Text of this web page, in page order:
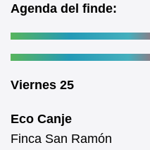
Agenda del finde:
Viernes 25
Eco Canje
Finca San Ramón